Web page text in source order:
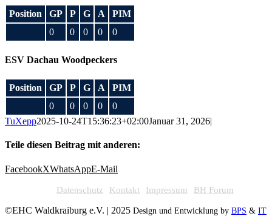
Position GP P G A
PIM
0
0 0 0 0
ESV Dachau Woodpeckers
Position GP P G A
PIM
0
0 0 0
0
TuXepp2025-10-24T15:36:23+02:00Januar 31, 2026|
Teile diesen Beitrag mit anderen:
FacebookXWhatsAppE-Mail
Datenschutz Kontakt Impressum BH Forum
©EHC Waldkraiburg e.V. | 2025 Design und Entwicklung by BPS & IT